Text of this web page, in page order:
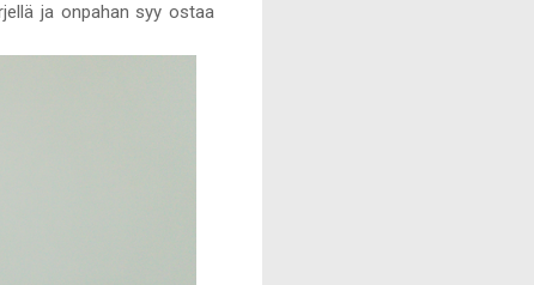
ja onpahan syy ostaa